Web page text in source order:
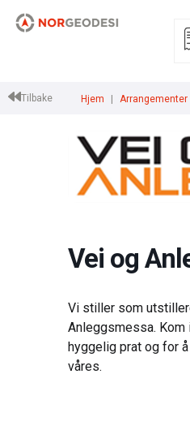
Tilbake Hjem Arrangementer
Vei og
Vi stiller som
Anleggsmessa. Kom
hyggelig prat og for
våres.